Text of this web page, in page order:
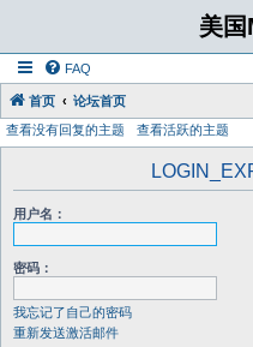
美
FAQ
首页 论坛首页
查看没有回复的主题 查看活跃的主题
用户名：
密码：
我忘记了自己的密码
重新发送激活邮件